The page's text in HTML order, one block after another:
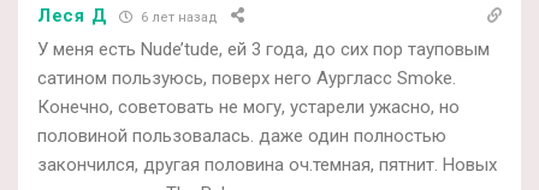
Леся Д 6 лет назад
У меня есть Nude’tude, ей 3 года, до сих пор тауповым
сатином пользуюсь, поверх него Аургласс Smoke.
Конечно, советовать не могу, устарели ужасно, но
половиной пользовалась. даже один полностью
закончился, другая половина оч.темная, пятнит. Новых